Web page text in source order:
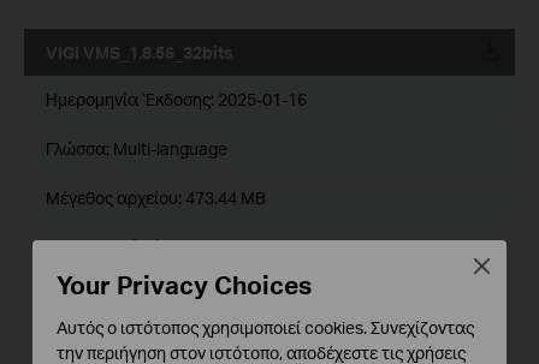
VIGI VMS_1.8.56_32bits
Ημερομηνία Έκδοσης: 2025-01-16
Γλώσσα: Multi-language
Μέγεθος αρχείου: 473.44 MB
Λειτουργικό Σύστημα : Windows 7/10/11/Server 2008
Your Privacy Choices
Αυτός ο ιστότοπος χρησιμοποιεί cookies. Συνεχίζοντας
την περιήγηση στον ιστότοπο, αποδέχεστε τις χρήσεις
Close